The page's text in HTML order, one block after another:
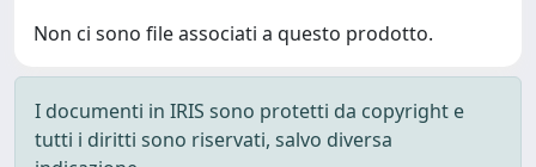
Non ci sono file associati a questo prodotto.
I documenti in IRIS sono protetti da copyright e
tutti i diritti sono riservati, salvo diversa